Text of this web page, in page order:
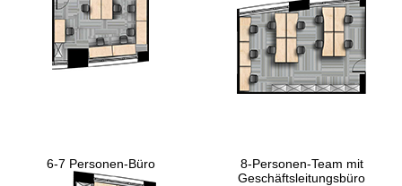
6-7 Personen-Büro
8-Personen-Team mit
Geschäftsleitungsbüro